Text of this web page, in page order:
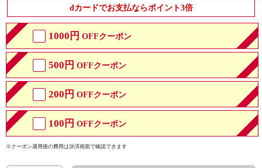
dカードでお支払ならポイント3倍
1000円 OFFクーポン
500円 OFFクーポン
200円 OFFクーポン
100円 OFFクーポン
※クーポン適用後の費用は決済画面で確認できます